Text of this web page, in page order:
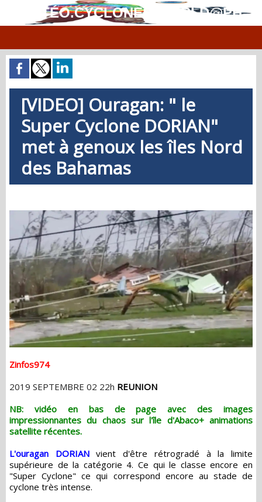
MÉTÉO.CYCLONES.WORLD@PH
[VIDEO] Ouragan: " le
Super Cyclone DORIAN"
met à genoux les îles Nord
des Bahamas
Zinfos974
2019 SEPTEMBRE 02 22h REUNION
NB: vidéo en bas de page avec des images
impressionnantes du chaos sur l'île d'Abaco+ animations
satellite récentes.
L'ouragan DORIAN vient d'être rétrogradé à la limite
supérieure de la catégorie 4. Ce qui le classe encore en
"Super Cyclone" ce qui correspond encore au stade de
cyclone très intense.